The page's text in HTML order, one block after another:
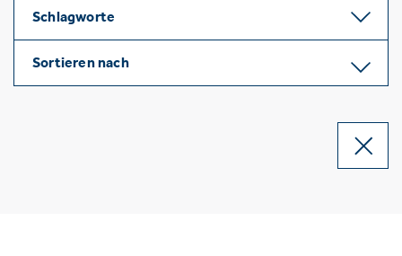
Schlagworte
Sortieren nach